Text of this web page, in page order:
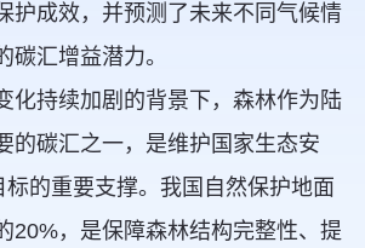
护成效，并预测了未来不同气候情
碳汇增益潜力。
化持续加剧的背景下，森林作为陆
的碳汇之一，是维护国家生态安
标的重要支撑。我国自然保护地面
20%，是保障森林结构完整性、提